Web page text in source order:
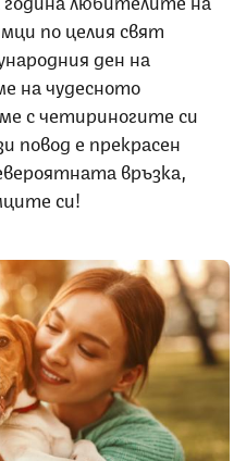
по целия свят
ден на
на чудесното
с четириногите си
повод е прекрасен
връзка,
си!